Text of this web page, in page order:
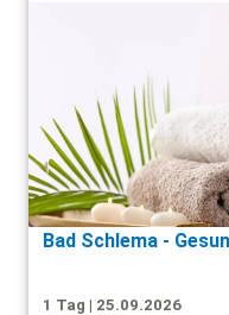
Bad Schlema -
1 Tag | 25.09.2026